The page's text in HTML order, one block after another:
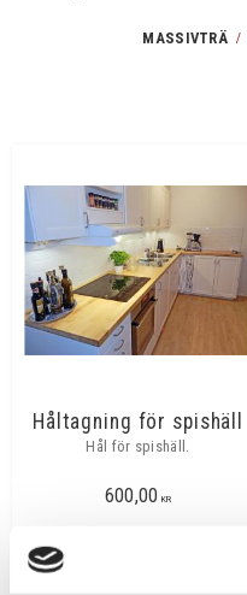
MASSIVTRÄ
Håltagning för spishäll
Hål för spishäll.
600,00 KR